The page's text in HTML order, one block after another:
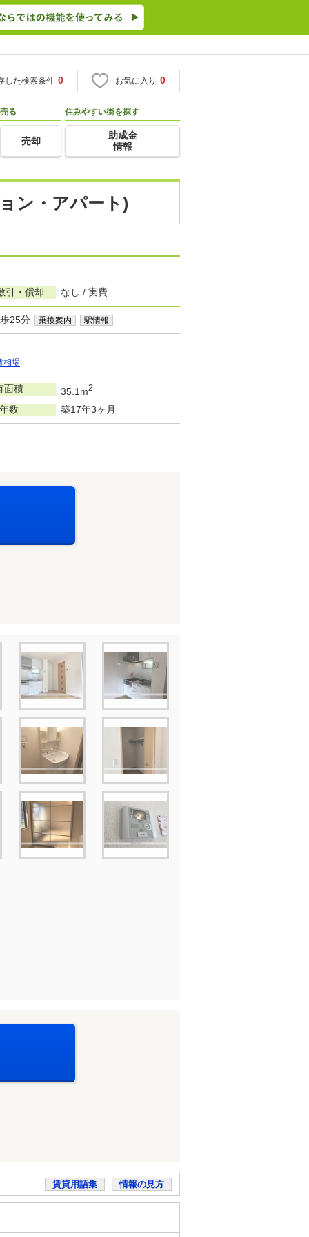
した検索条件 0 お気に入り 0
売る
売却
住みやすい街を探す
助成金
情報
ン・アパート)
引・償却 なし / 実費
25分 乗換案内 駅情報
相場
面積 35.1m2
数 築17年3ヶ月
賃貸用語集 情報の見方